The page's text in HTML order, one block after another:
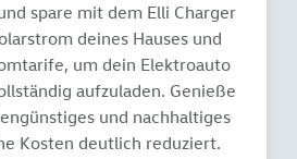
spare mit dem Elli Charger
deines Hauses und
um dein Elektroauto
aufzuladen. Genieße
und nachhaltiges
Kosten deutlich reduziert.